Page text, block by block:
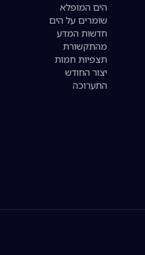
הים המופלא
שומרים על הים
חדשות המדע
מהתקשורת
תצפיות חמות
יצור החודש
התערוכה